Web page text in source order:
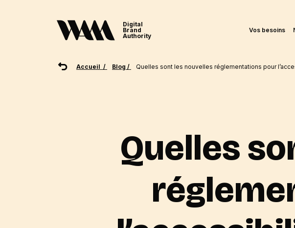
Digital
Brand
Authority
Vos besoins
Accueil / Blog / Quelles sont les nouvelles réglementations pour
Quelles